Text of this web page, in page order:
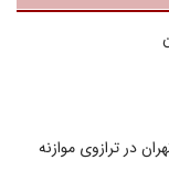
در ترازوی موازنه